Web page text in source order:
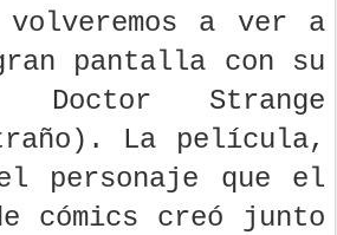
a ver a
pantalla con su
Doctor Strange
La película,
personaje que el
cómics creó junto